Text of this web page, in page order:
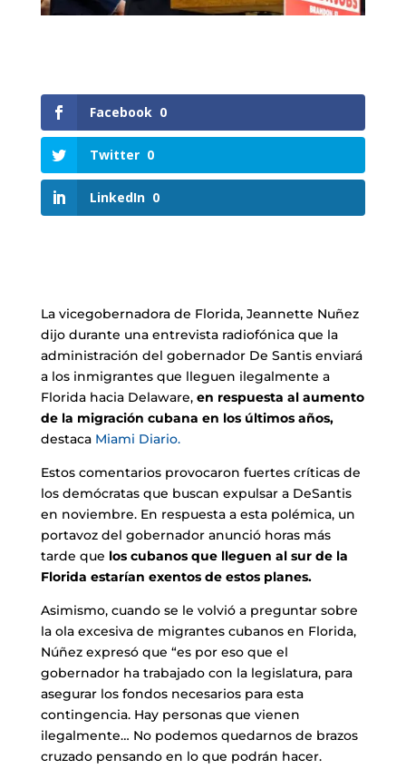
Facebook 0
Twitter 0
LinkedIn 0
La vicegobernadora de Florida, Jeannette Nuñez
dijo durante una entrevista radiofónica que la
administración del gobernador De Santis enviará
a los inmigrantes que lleguen ilegalmente a
Florida hacia Delaware, en respuesta al aumento
de la migración cubana en los últimos años,
destaca Miami Diario.
Estos comentarios provocaron fuertes críticas de
los demócratas que buscan expulsar a DeSantis
en noviembre. En respuesta a esta polémica, un
portavoz del gobernador anunció horas más
tarde que los cubanos que lleguen al sur de la
Florida estarían exentos de estos planes.
Asimismo, cuando se le volvió a preguntar sobre
la ola excesiva de migrantes cubanos en Florida,
Núñez expresó que “es por eso que el
gobernador ha trabajado con la legislatura, para
asegurar los fondos necesarios para esta
contingencia. Hay personas que vienen
ilegalmente… No podemos quedarnos de brazos
cruzado pensando en lo que podrán hacer.